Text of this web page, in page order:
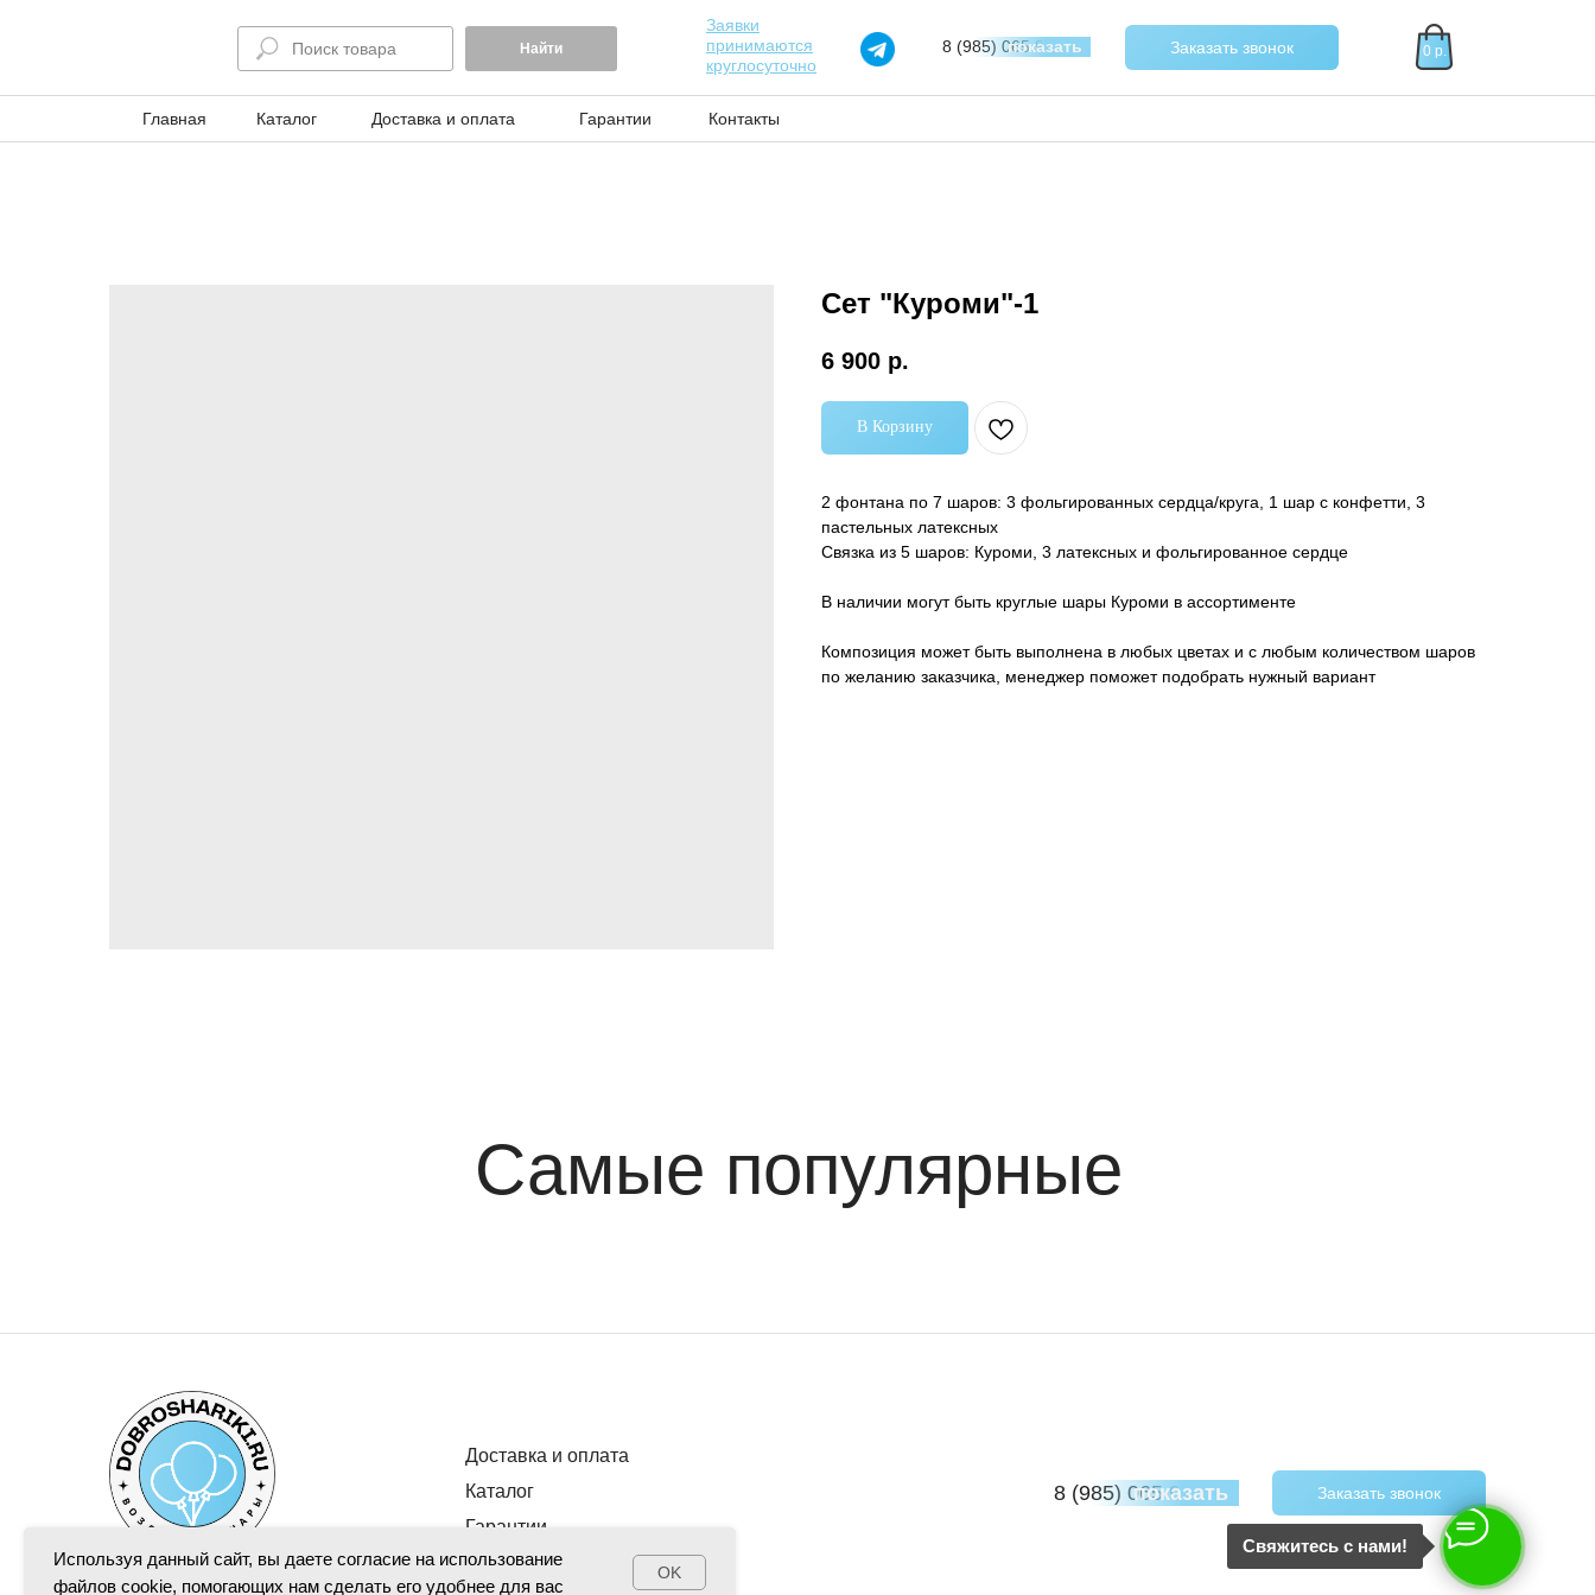
Найти 8 (985) 065 97 40
показать
Заявки
принимаются
круглосуточно
Заказать звонок 0 р.
Каталог
Главная Доставка и оплата Гарантии Контакты
Сет "Куроми"-1
6 900 р.
В Корзину
2 фонтана по 7 шаров: 3 фольгированных сердца/круга, 1 шар с конфетти, 3
пастельных латексных
Связка из 5 шаров: Куроми, 3 латексных и фольгированное сердце
В наличии могут быть круглые шары Куроми в ассортименте
Композиция может быть выполнена в любых цветах и с любым количеством шаров
по желанию заказчика, менеджер поможет подобрать нужный вариант
Самые популярные
Доставка и оплата
Каталог
Гарантии
8 (985) 065 97 40
показать Заказать звонок
Свяжитесь с нами!
Используя данный сайт, вы даете согласие на использование
файлов cookie, помогающих нам сделать его удобнее для вас
OK